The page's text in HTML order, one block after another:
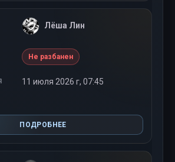
Лёша Лин
Не разбанен
11 июля 2026 г, 07:45
ПОДРОБНЕЕ